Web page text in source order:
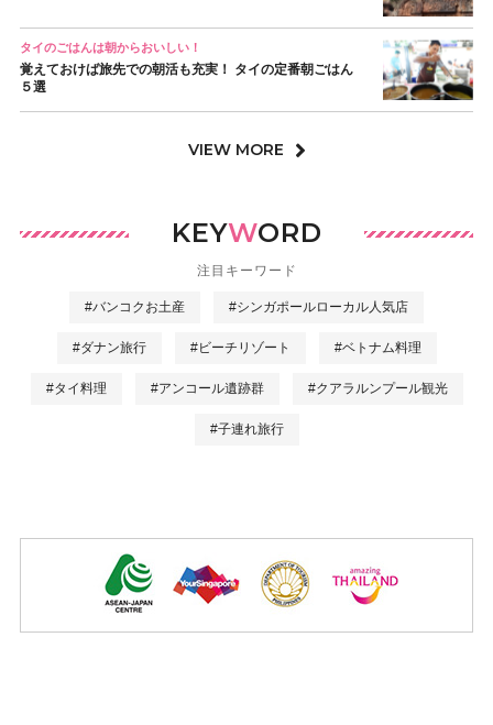
タイのごはんは朝からおいしい！
覚えておけば旅先での朝活も充実！ タイの定番朝ごはん
５選
VIEW MORE
KEYWORD
注目キーワード
#バンコクお土産 #シンガポールローカル人気店
#ダナン旅行 #ビーチリゾート #ベトナム料理
#タイ料理 #アンコール遺跡群 #クアラルンプール観光
#子連れ旅行